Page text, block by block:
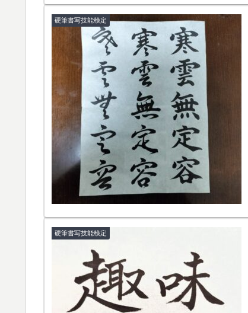
硬筆書写技能検定
硬筆書写技能検定